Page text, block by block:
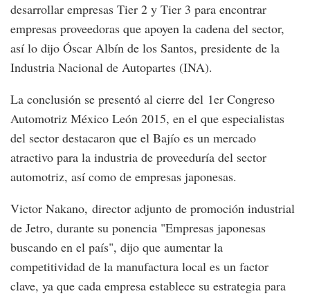
desarrollar empresas Tier 2 y Tier 3 para encontrar
empresas proveedoras que apoyen la cadena del sector,
así lo dijo Óscar Albín de los Santos, presidente de la
Industria Nacional de Autopartes (INA).
La conclusión se presentó al cierre del 1er Congreso
Automotriz México León 2015, en el que especialistas
del sector destacaron que el Bajío es un mercado
atractivo para la industria de proveeduría del sector
automotriz, así como de empresas japonesas.
Victor Nakano, director adjunto de promoción industrial
de Jetro, durante su ponencia "Empresas japonesas
buscando en el país", dijo que aumentar la
competitividad de la manufactura local es un factor
clave, ya que cada empresa establece su estrategia para